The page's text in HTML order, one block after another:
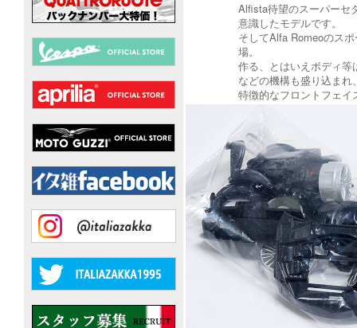
Alfista待望のスーパーセ
意識したモデルです。
そしてAlfa Romeoのス
場。
作る、とはいえボディ
などの機構も盛り込ま
特徴的なフロントフェ